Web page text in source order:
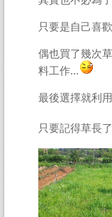
只要是自己喜
偶也買了幾次
料工作...
最後選擇就利
只要記得草長